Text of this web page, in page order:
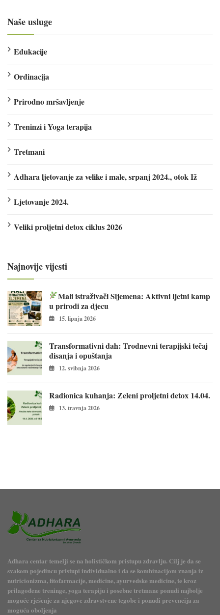
Naše usluge
Edukacije
Ordinacija
Prirodno mršavljenje
Treninzi i Yoga terapija
Tretmani
Adhara ljetovanje za velike i male, srpanj 2024., otok Iž
Ljetovanje 2024.
Veliki proljetni detox ciklus 2026
Najnovije vijesti
Mali istraživači Sljemena: Aktivni ljetni kamp
u prirodi za djecu
15. lipnja 2026
Transformativni dah: Trodnevni terapijski tečaj
disanja i opuštanja
12. svibnja 2026
Radionica kuhanja: Zeleni proljetni detox 14.04.
13. travnja 2026
Adhara centar temelji se na holističkom pristupu zdravlju. Cilj je da se
svakom pojedincu pristupi individualno i da se kombinacijom znanja iz
nutricionizma, fitofarmacije, medicine, ayurvedske medicine, te kroz
prilagođene treninge, yoga terapiju i posebne tretmane ponudi najbolje
moguće rješenje za njegove zdravstvene tegobe i ponudi prevencija za
moguća oboljenja